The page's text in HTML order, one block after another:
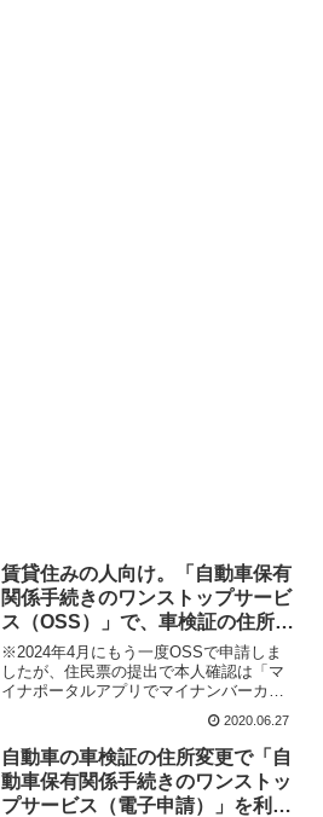
賃貸住みの人向け。「自動車保有
関係手続きのワンストップサービ
ス（OSS）」で、車検証の住所変
更＆ナンバープレートの交換完
了。流れと感想。
※2024年4月にもう一度OSSで申請しま
したが、住民票の提出で本人確認は「マ
イナポータルアプリでマイナンバーカー
「検索」できるようになってました！便
利！以前、このブログでちょっと書いた
「自動車の車検証の...
2020.06.27
自動車の車検証の住所変更で「自
動車保有関係手続きのワンストッ
プサービス（電子申請）」を利用